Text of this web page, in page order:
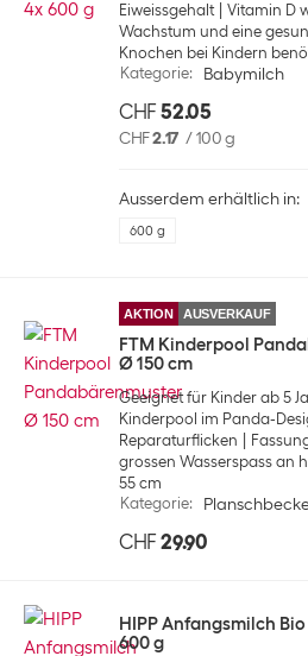
Eiweissgehalt
Vitamin D
Wachstum und eine
Knochen bei Kindern
Kategorie: Babymilch
CHF 52.05
CHF2.17 /100 g
Ausserdem erhältlich in:
600 g
AKTION AUSVERKAUF
FTM Kinderpool
Ø 150 cm
Geeignet für Kinder ab 5
Kinderpool im Panda-
Reparaturflicken
grossen Wasserspass an
55 cm
Kategorie:
CHF 29.90
HIPP Anfangsmilch
600 g